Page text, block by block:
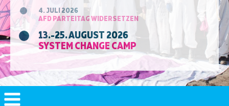
4. JULI 2026
AFD PARTEITAG WIDERSETZEN
13.-25. AUGUST 2026
SYSTEM CHANGE CAMP